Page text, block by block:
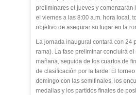
preliminares el jueves y comenzarán
el viernes a las 8:00 a.m. hora local,
objetivo de asegurar su lugar en la
La jornada inaugural contará con 24
rama). La fase preliminar concluirá el
mañana, seguida de los cuartos de
de clasificación por la tarde. El torneo
domingo con las semifinales, los
medallas y los partidos finales de